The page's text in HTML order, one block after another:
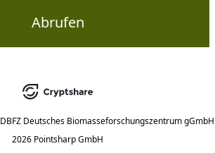
Abrufen
DBFZ Deutsches Biomasseforschungszentrum gGmbH
2026 Pointsharp GmbH